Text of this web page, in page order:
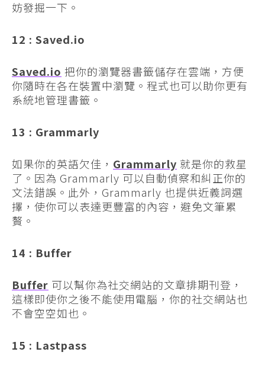
妨發掘一下。
12 : Saved.io
Saved.io 把你的瀏覽器書籤儲存在雲端，方便
你隨時在各在裝置中瀏覽。程式也可以助你更有
系統地管理書籤。
13 : Grammarly
如果你的英語欠佳， Grammarly 就是你的救星
了。因為 Grammarly 可以自動偵察和糾正你的
文法錯誤。此外，Grammarly 也提供近義詞選
擇，使你可以表達更豐富的內容，避免文筆累
贅。
14 : Buffer
Buffer 可以幫你為社交網站的文章排期刊登，
這樣即使你之後不能使用電腦，你的社交網站也
不會空空如也。
15 : Lastpass